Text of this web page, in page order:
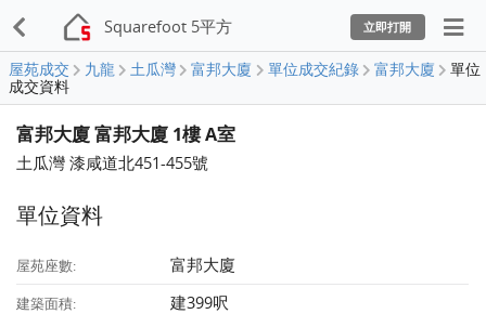
Squarefoot 5平方 立即打開
屋苑成交 九龍 土瓜灣 富邦大廈 單位成交紀錄 富邦大廈
單位
成交資料
富邦大廈 富邦大廈 1樓 A室
土瓜灣 漆咸道北451-455號
單位資料
屋苑座數: 富邦大廈
建築面積: 建399呎